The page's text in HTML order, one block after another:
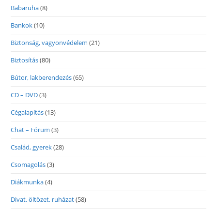
Babaruha(8)
Bankok(10)
Biztonság, vagyonvédelem (21)
Biztosítás(80)
Bútor, lakberendezés(65)
CD – DVD(3)
Cégalapítás(13)
Chat – Fórum (3)
Család, gyerek(28)
Csomagolás(3)
Diákmunka(4)
Divat, öltözet, ruházat(58)